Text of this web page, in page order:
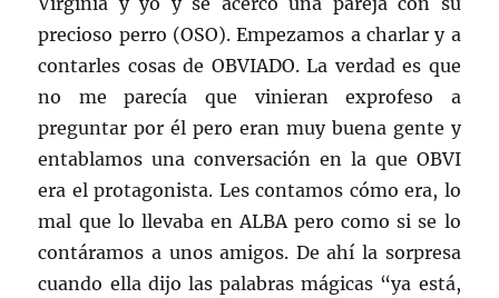
precioso perro (OSO). Empezamos a charlar y a
contarles cosas de OBVIADO. La verdad es que
no me parecía que vinieran exprofeso a
preguntar por él pero eran muy buena gente y
entablamos una conversación en la que OBVI
era el protagonista. Les contamos cómo era, lo
mal que lo llevaba en ALBA pero como si se lo
contáramos a unos amigos. De ahí la sorpresa
cuando ella dijo las palabras mágicas “ya está,